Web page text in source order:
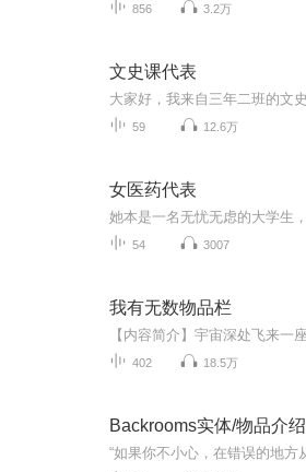
856 3.2万
文史课代表
59 12.6万
女医药代表
54 3007
我有无数物品栏
402 18.5万
Backrooms实体/物品介绍